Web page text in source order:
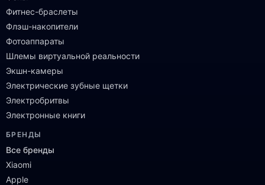
Фитнес-браслеты
Флэш-накопители
Фотоаппараты
Шлемы виртуальной реальности
Экшн-камеры
Электрические зубные щетки
Электробритвы
Электронные книги
БРЕНДЫ
Все бренды
Xiaomi
Apple